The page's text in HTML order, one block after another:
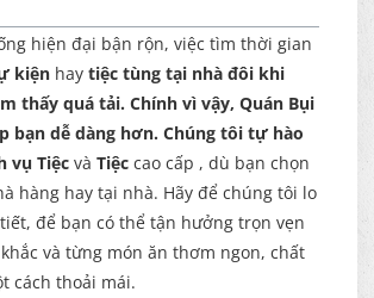
hiện đại bận rộn, việc tìm thời gian
kiện hay tiệc tùng tại nhà đôi khi
thấy quá tải. Chính vì vậy, Quán Bụi
bạn dễ dàng hơn. Chúng tôi tự hào
vụ Tiệc và Tiệc cao cấp , dù bạn chọn
hàng hay tại nhà. Hãy để chúng tôi lo
để bạn có thể tận hưởng trọn vẹn
và từng món ăn thơm ngon, chất
cách thoải mái.